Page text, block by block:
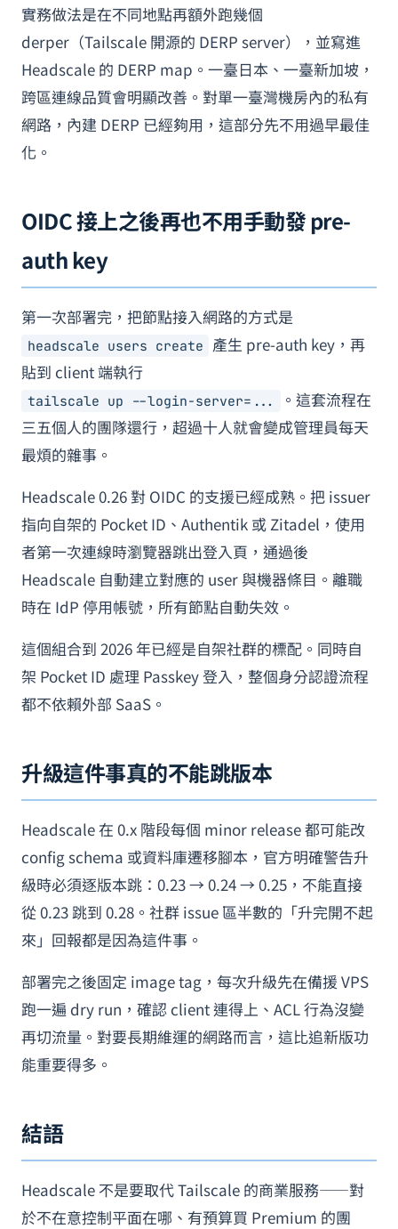
實務做法是在不同地點再額外跑幾個
derper（Tailscale 開源的 DERP server），並寫進
Headscale 的 DERP map。一臺日本、一臺新加坡，
跨區連線品質會明顯改善。對單一臺灣機房內的私有
網路，內建 DERP 已經夠用，這部分先不用過早最佳
化。
OIDC 接上之後再也不用手動發 pre-
auth key
第一次部署完，把節點接入網路的方式是
headscale users create
產生 pre-auth key，再
貼到 client 端執行
tailscale up --login-server=...
。這套流程在
三五個人的團隊還行，超過十人就會變成管理員每天
最煩的雜事。
Headscale 0.26 對 OIDC 的支援已經成熟。把 issuer
指向自架的 Pocket ID、Authentik 或 Zitadel，使用
者第一次連線時瀏覽器跳出登入頁，通過後
Headscale 自動建立對應的 user 與機器條目。離職
時在 IdP 停用帳號，所有節點自動失效。
這個組合到 2026 年已經是自架社群的標配。同時自
架 Pocket ID 處理 Passkey 登入，整個身分認證流程
都不依賴外部 SaaS。
升級這件事真的不能跳版本
Headscale 在 0.x 階段每個 minor release 都可能改
config schema 或資料庫遷移腳本，官方明確警告升
級時必須逐版本跳：0.23 → 0.24 → 0.25，不能直接
從 0.23 跳到 0.28。社群 issue 區半數的「升完開不起
來」回報都是因為這件事。
部署完之後固定 image tag，每次升級先在備援 VPS
跑一遍 dry run，確認 client 連得上、ACL 行為沒變
再切流量。對要長期維運的網路而言，這比追新版功
能重要得多。
結語
Headscale 不是要取代 Tailscale 的商業服務——對
於不在意控制平面在哪、有預算買 Premium 的團